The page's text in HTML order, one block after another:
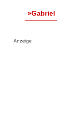
Anzeige